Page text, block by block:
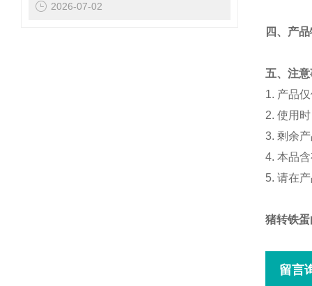
2026-07-02
四、产
五、注
1. 产品
2. 使用
3. 剩余
4. 本品
5. 请在
猪转铁
留言